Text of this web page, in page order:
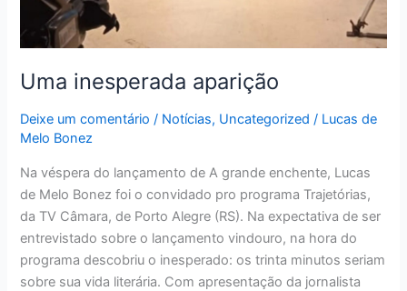
Uma inesperada aparição
Deixe um comentário / Notícias, Uncategorized / Lucas de
Melo Bonez
Na véspera do lançamento de A grande enchente, Lucas
de Melo Bonez foi o convidado pro programa Trajetórias,
da TV Câmara, de Porto Alegre (RS). Na expectativa de ser
entrevistado sobre o lançamento vindouro, na hora do
programa descobriu o inesperado: os trinta minutos seriam
sobre sua vida literária. Com apresentação da jornalista